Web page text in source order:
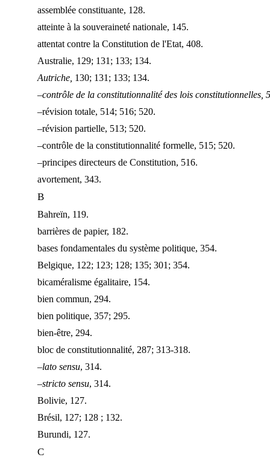
assemblée constituante, 128.
atteinte à la souveraineté nationale, 145.
attentat contre la Constitution de l'Etat, 408.
Australie, 129; 131; 133; 134.
Autriche, 130; 131; 133; 134.
–contrôle de la constitutionnalité des lois constitutionnelles,
–révision totale, 514; 516; 520.
–révision partielle, 513; 520.
–contrôle de la constitutionnalité formelle, 515; 520.
–principes directeurs de Constitution, 516.
avortement, 343.
B
Bahreïn, 119.
barrières de papier, 182.
bases fondamentales du système politique, 354.
Belgique, 122; 123; 128; 135; 301; 354.
bicaméralisme égalitaire, 154.
bien commun, 294.
bien politique, 357; 295.
bien-être, 294.
bloc de constitutionnalité, 287; 313-318.
–lato sensu, 314.
–stricto sensu, 314.
Bolivie, 127.
Brésil, 127; 128 ; 132.
Burundi, 127.
C